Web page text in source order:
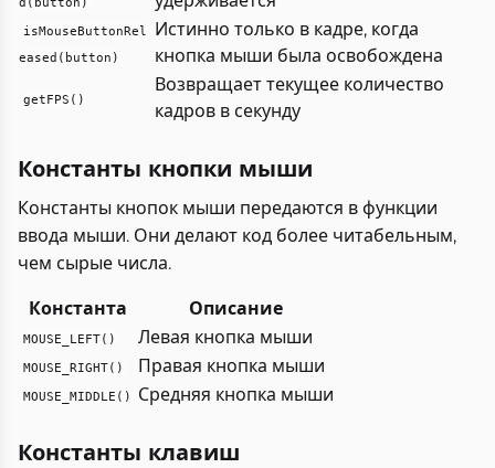
isMouseButtonRel
eased(button)
Истинно только в кадре, когда
кнопка мыши была освобождена
getFPS()
Возвращает текущее количество
кадров в секунду
Константы кнопки мыши
Константы кнопок мыши передаются в функции
ввода мыши. Они делают код более читабельным,
чем сырые числа.
Константа Описание
MOUSE_LEFT() Левая кнопка мыши
MOUSE_RIGHT() Правая кнопка мыши
MOUSE_MIDDLE() Средняя кнопка мыши
Константы клавиш